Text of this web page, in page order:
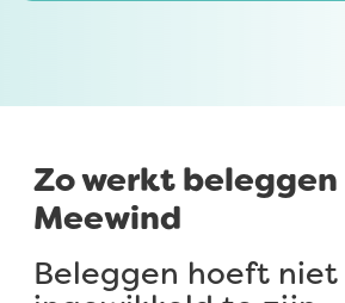
Zo werkt
Meewind
Beleggen hoeft niet